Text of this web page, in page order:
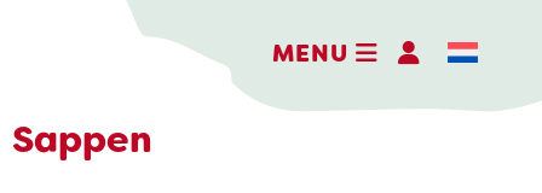
MENU
Sappen